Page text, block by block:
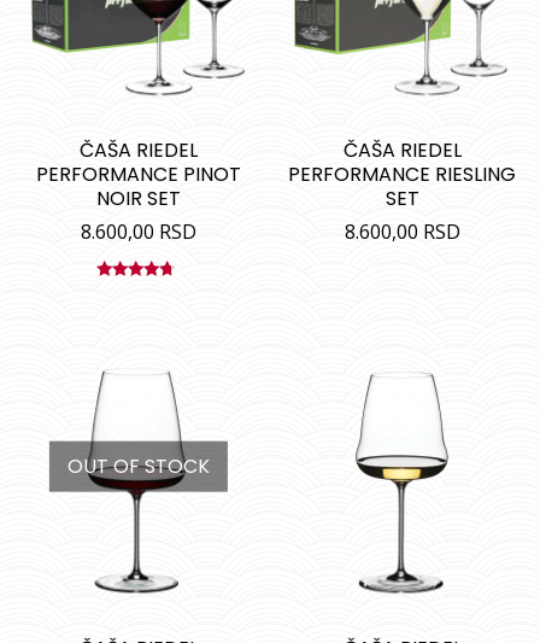
ČAŠA RIEDEL
PERFORMANCE PINOT
NOIR SET
8.600,00 RSD
ČAŠA RIEDEL
PERFORMANCE RIESLING
SET
8.600,00 RSD
OUT OF STOCK